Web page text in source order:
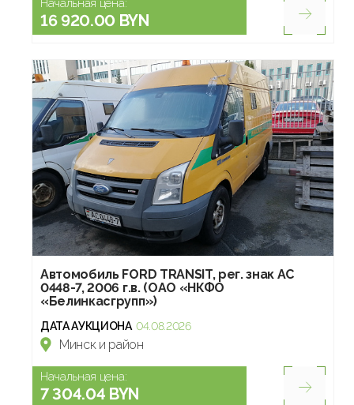
Начальная цена:
16 920.00 BYN
Автомобиль FORD TRANSIT, рег. знак АС
0448-7, 2006 г.в. (ОАО «НКФО
«Белинкасгрупп»)
ДАТА АУКЦИОНА 04.08.2026
Минск и район
Начальная цена:
7 304.04 BYN